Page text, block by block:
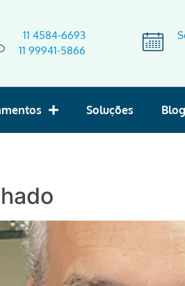
11 4584-6693
11 99941-5866
Soluções Blog